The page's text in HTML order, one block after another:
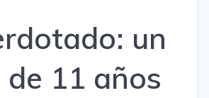
un
11 años